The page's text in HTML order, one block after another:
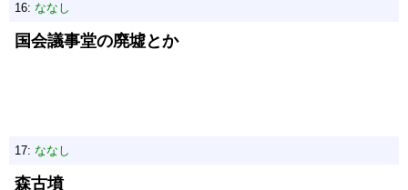
16: ななし
国会議事堂の廃墟とか
17: ななし
森古墳